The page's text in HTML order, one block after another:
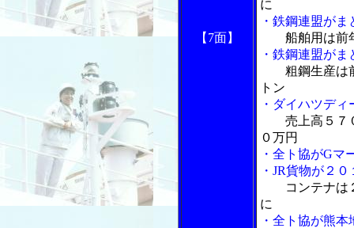
【7面】
に
・鉄鋼連盟が
船舶用は前
・鉄鋼連盟が
粗鋼生産は
トン
・ダイハツデ
売上高５７
０万円
・全ト協がGマ
・JR貨物が２
コンテナは
に
・全ト協が熊